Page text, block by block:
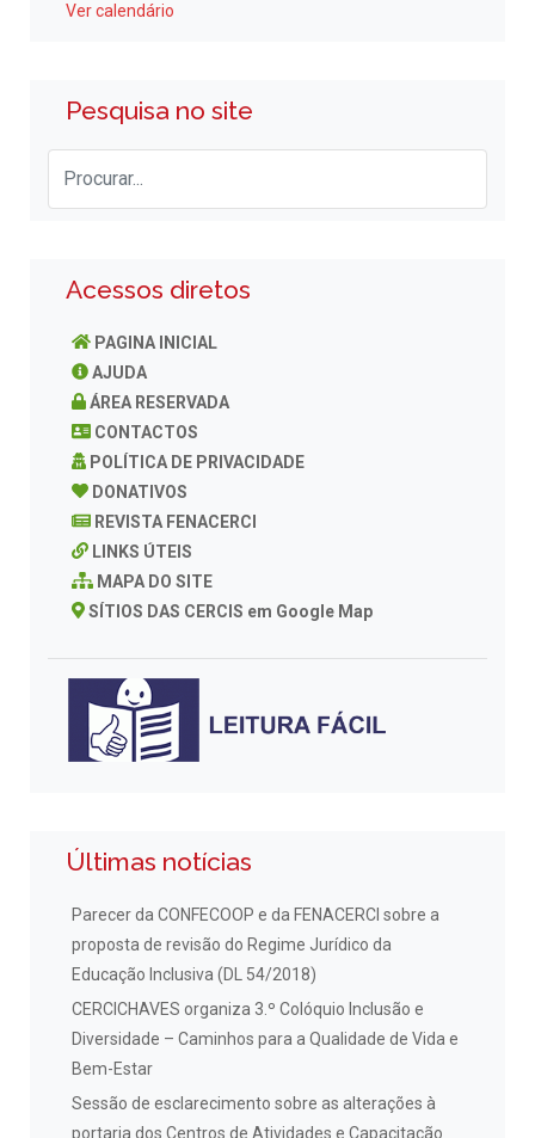
Ver calendário
Pesquisa no site
Acessos diretos
PAGINA INICIAL
AJUDA
ÁREA RESERVADA
CONTACTOS
POLÍTICA DE PRIVACIDADE
DONATIVOS
REVISTA FENACERCI
LINKS ÚTEIS
MAPA DO SITE
SÍTIOS DAS CERCIS em Google Map
Últimas notícias
Parecer da CONFECOOP e da FENACERCI sobre a
proposta de revisão do Regime Jurídico da
Educação Inclusiva (DL 54/2018)
CERCICHAVES organiza 3.º Colóquio Inclusão e
Diversidade – Caminhos para a Qualidade de Vida e
Bem-Estar
Sessão de esclarecimento sobre as alterações à
portaria dos Centros de Atividades e Capacitação